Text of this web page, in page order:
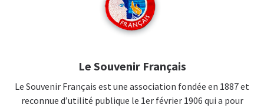
Le Souvenir Français
Le Souvenir Français est une association fondée en 1887 et
reconnue d’utilité publique le 1er février 1906 qui a pour